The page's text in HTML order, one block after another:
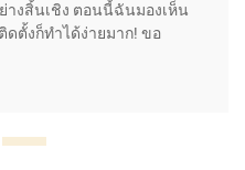
งสิ้นเชิง ตอนนี้ฉันมองเห็น
ตั้งก็ทำได้ง่ายมาก! ขอ